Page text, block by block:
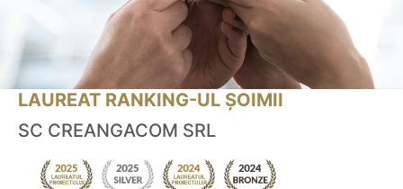
LAUREAT RANKING-UL ȘOIMII
SC CREANGACOM SRL